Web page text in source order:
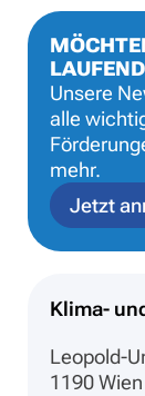
Unsere
alle
mehr.
Jetzt
Klima-
Leopold-
1190 Wien